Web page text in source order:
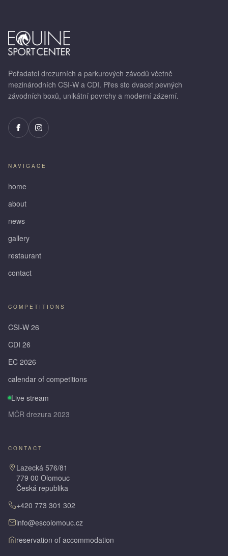
Pořadatel drezurních a parkurových závodů včetně
mezinárodních CSI-W a CDI. Přes sto dvacet pevných
závodních boxů, unikátní povrchy a moderní zázemí.
NAVIGACE
home
about
news
gallery
restaurant
contact
COMPETITIONS
CSI-W 26
CDI 26
EC 2026
calendar of competitions
Live stream
MČR drezura 2023
CONTACT
Lazecká 576/81
779 00 Olomouc
Česká republika
+420 773 301 302
info@escolomouc.cz
reservation of accommodation